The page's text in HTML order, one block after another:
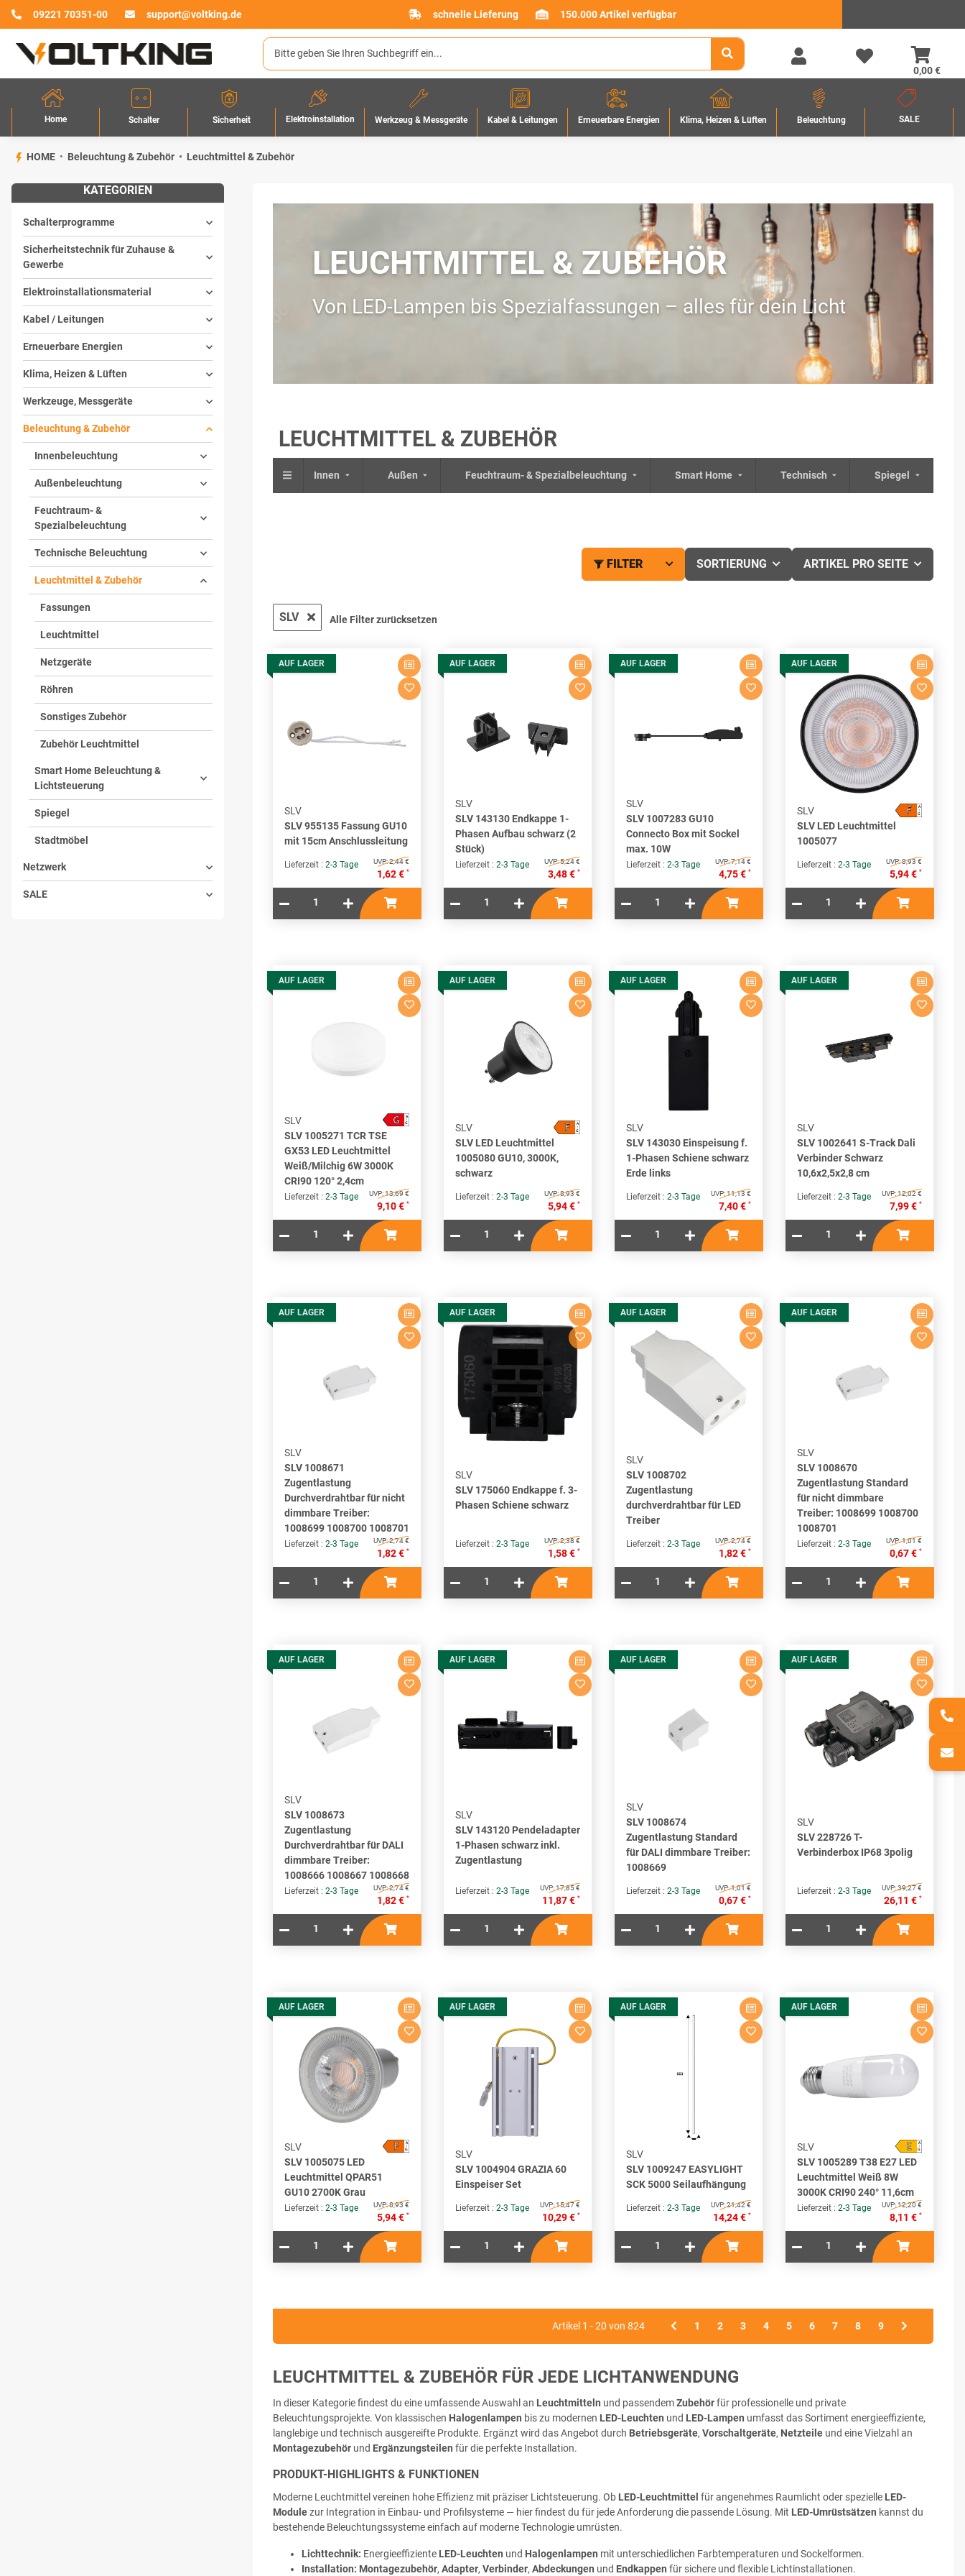
09221 70351-00 support@voltking.de schnelle Lieferung 150.000 Artikel verfügbar
0,00 €
Home Schalter Sicherheit Elektroinstallation Werkzeug & Messgeräte Kabel & Leitungen Erneuerbare Energien Klima, Heizen & Lüften Beleuchtung SALE
HOME Beleuchtung & Zubehör Leuchtmittel & Zubehör
LEUCHTMITTEL & ZUBEHÖR
Von LED-Lampen bis Spezialfassungen – alles für dein Licht
LEUCHTMITTEL & ZUBEHÖR
Innen Außen Feuchtraum- & Spezialbeleuchtung Smart Home Technisch Spiegel
FILTER SORTIERUNG ARTIKEL PRO SEITE
SLV Alle Filter zurücksetzen
AUF LAGER
SLV
SLV 955135 Fassung GU10
mit 15cm Anschlussleitung
Lieferzeit : 2-3 Tage UVP:2,44 €
1,62 € *
AUF LAGER
SLV
SLV 143130 Endkappe 1-
Phasen Aufbau schwarz (2
Stück)
Lieferzeit : 2-3 Tage UVP:5,24 €
3,48 € *
AUF LAGER
SLV
SLV 1007283 GU10
Connecto Box mit Sockel
max. 10W
Lieferzeit : 2-3 Tage UVP:7,14 €
4,75 € *
AUF LAGER
SLV
SLV LED Leuchtmittel
1005077
Lieferzeit : 2-3 Tage UVP:8,93 €
5,94 € *
A
↑
G
F
AUF LAGER
SLV
SLV 1005271 TCR TSE
GX53 LED Leuchtmittel
Weiß/Milchig 6W 3000K
CRI90 120° 2,4cm
Lieferzeit : 2-3 Tage UVP:13,69 €
9,10 € *
A
↑
G
G
AUF LAGER
SLV
SLV LED Leuchtmittel
1005080 GU10, 3000K,
schwarz
Lieferzeit : 2-3 Tage UVP:8,93 €
5,94 € *
A
↑
G
F
AUF LAGER
SLV
SLV 143030 Einspeisung f.
1-Phasen Schiene schwarz
Erde links
Lieferzeit : 2-3 Tage UVP:11,13 €
7,40 € *
AUF LAGER
SLV
SLV 1002641 S-Track Dali
Verbinder Schwarz
10,6x2,5x2,8 cm
Lieferzeit : 2-3 Tage UVP:12,02 €
7,99 € *
AUF LAGER
SLV
SLV 1008671
Zugentlastung
Durchverdrahtbar für nicht
dimmbare Treiber:
1008699 1008700 1008701
Lieferzeit : 2-3 Tage UVP:2,74 €
1,82 € *
AUF LAGER
SLV
SLV 175060 Endkappe f. 3-
Phasen Schiene schwarz
Lieferzeit : 2-3 Tage UVP:2,38 €
1,58 € *
AUF LAGER
SLV
SLV 1008702
Zugentlastung
durchverdrahtbar für LED
Treiber
Lieferzeit : 2-3 Tage UVP:2,74 €
1,82 € *
AUF LAGER
SLV
SLV 1008670
Zugentlastung Standard
für nicht dimmbare
Treiber: 1008699 1008700
1008701
Lieferzeit : 2-3 Tage UVP:1,01 €
0,67 € *
AUF LAGER
SLV
SLV 1008673
Zugentlastung
Durchverdrahtbar für DALI
dimmbare Treiber:
1008666 1008667 1008668
Lieferzeit : 2-3 Tage UVP:2,74 €
1,82 € *
AUF LAGER
SLV
SLV 143120 Pendeladapter
1-Phasen schwarz inkl.
Zugentlastung
Lieferzeit : 2-3 Tage UVP:17,85 €
11,87 € *
AUF LAGER
SLV
SLV 1008674
Zugentlastung Standard
für DALI dimmbare Treiber:
1008669
Lieferzeit : 2-3 Tage UVP:1,01 €
0,67 € *
AUF LAGER
SLV
SLV 228726 T-
Verbinderbox IP68 3polig
Lieferzeit : 2-3 Tage UVP:39,27 €
26,11 € *
AUF LAGER
SLV
SLV 1005075 LED
Leuchtmittel QPAR51
GU10 2700K Grau
Lieferzeit : 2-3 Tage UVP:8,93 €
5,94 € *
A
↑
G
F
AUF LAGER
SLV
SLV 1004904 GRAZIA 60
Einspeiser Set
Lieferzeit : 2-3 Tage UVP:15,47 €
10,29 € *
AUF LAGER
SLV
SLV 1009247 EASYLIGHT
SCK 5000 Seilaufhängung
Lieferzeit : 2-3 Tage UVP:21,42 €
14,24 € *
AUF LAGER
SLV
SLV 1005289 T38 E27 LED
Leuchtmittel Weiß 8W
3000K CRI90 240° 11,6cm
Lieferzeit : 2-3 Tage UVP:12,20 €
8,11 € *
A
↑
G
E
Artikel 1 - 20 von 824 1 2 3 4 5 6 7 8 9
LEUCHTMITTEL & ZUBEHÖR FÜR JEDE LICHTANWENDUNG
In dieser Kategorie findest du eine umfassende Auswahl an Leuchtmitteln und passendemZubehörfür professionelle und private
Beleuchtungsprojekte. Von klassischen Halogenlampen bis zu modernen LED-Leuchten und LED-Lampen umfasst das Sortiment energieeffiziente,
langlebige und technisch ausgereifte Produkte. Ergänzt wird das Angebot durch Betriebsgeräte, Vorschaltgeräte, Netzteile und eine Vielzahl an
Montagezubehör und Ergänzungsteilen für die perfekte Installation.
PRODUKT-HIGHLIGHTS & FUNKTIONEN
Moderne Leuchtmittel vereinen hohe Effizienz mit präziser Lichtsteuerung. Ob LED-Leuchtmittel für angenehmes Raumlicht oder spezielle LED-
Modulezur Integration in Einbau- und Profilsysteme — hier findest du für jede Anforderung die passende Lösung. Mit LED-Umrüstsätzen kannst du
bestehende Beleuchtungssysteme einfach auf moderne Technologie umrüsten.
Lichttechnik: Energieeffiziente LED-Leuchten und Halogenlampen mit unterschiedlichen Farbtemperaturen und Sockelformen.
Installation: Montagezubehör, Adapter, Verbinder, Abdeckungen und Endkappen für sichere und flexible Lichtinstallationen.
KATEGORIEN
Schalterprogramme
Sicherheitstechnik für Zuhause &
Gewerbe
Elektroinstallationsmaterial
Kabel / Leitungen
Erneuerbare Energien
Klima, Heizen & Lüften
Werkzeuge, Messgeräte
Beleuchtung & Zubehör
Innenbeleuchtung
Außenbeleuchtung
Feuchtraum- &
Spezialbeleuchtung
Technische Beleuchtung
Leuchtmittel & Zubehör
Fassungen
Leuchtmittel
Netzgeräte
Röhren
Sonstiges Zubehör
Zubehör Leuchtmittel
Smart Home Beleuchtung &
Lichtsteuerung
Spiegel
Stadtmöbel
Netzwerk
SALE